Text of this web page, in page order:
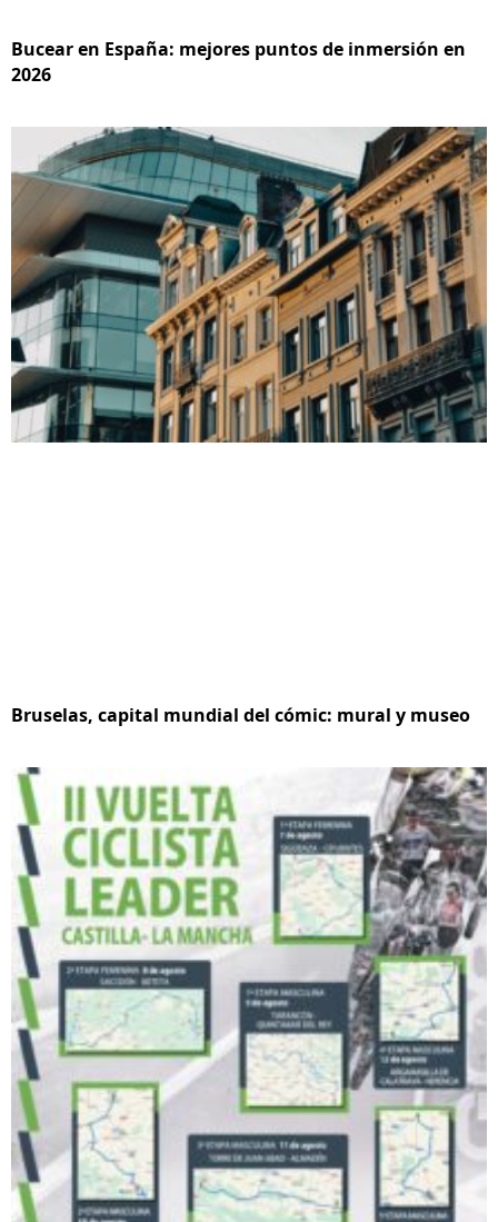
Bucear en España: mejores puntos de inmersión en
2026
Bruselas, capital mundial del cómic: mural y museo